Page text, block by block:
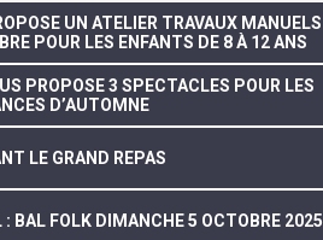
UN ATELIER TRAVAUX MANUELS
POUR LES ENFANTS DE 8 À 12 ANS
PROPOSE 3 SPECTACLES POUR LES
D’AUTOMNE
LE GRAND REPAS
BAL FOLK DIMANCHE 5 OCTOBRE 2025